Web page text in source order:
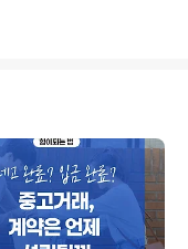
2
학
인